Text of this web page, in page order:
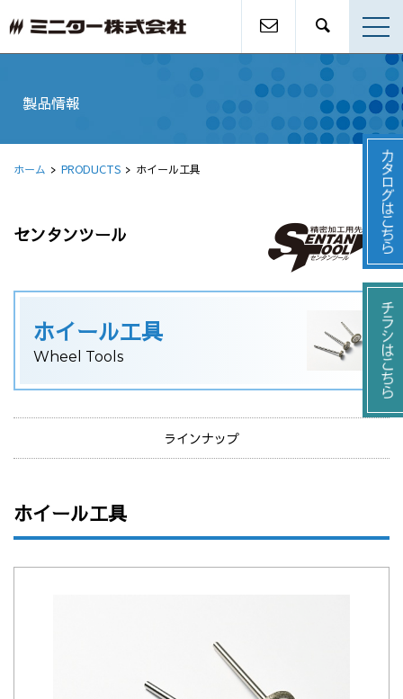
製品情報
ホーム PRODUCTS ホイール工具
センタンツール
ホイール工具
Wheel Tools
ラインナップ
ホイール工具